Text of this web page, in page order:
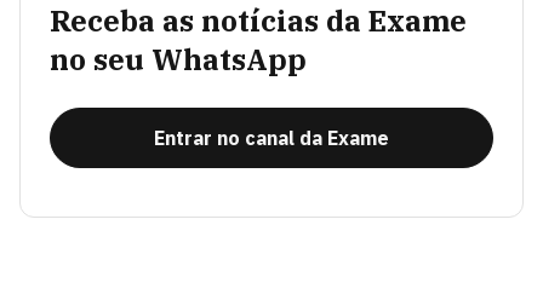
Receba as notícias da Exame
no seu WhatsApp
Entrar no canal da Exame